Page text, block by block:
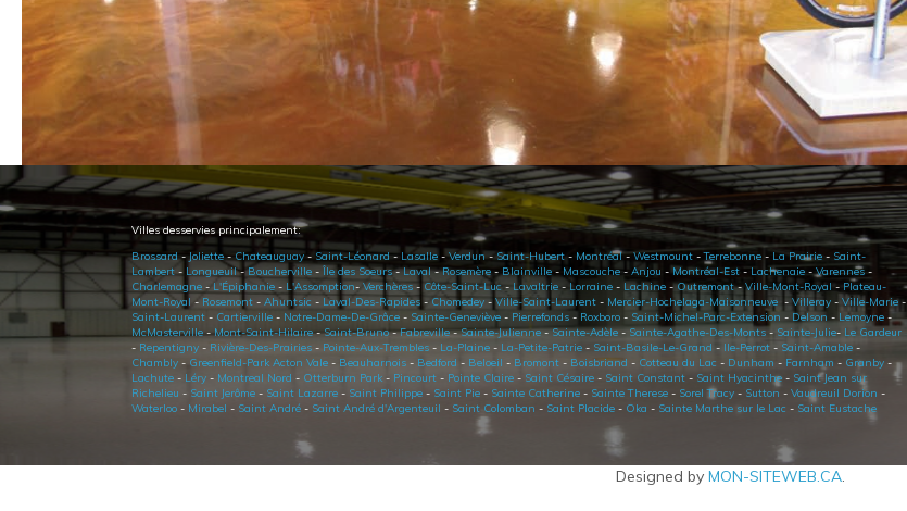
Villes desservies principalement:
Brossard-Joliette - Chateauguay - Saint-Léonard- Lasalle -Verdun- Saint-Hubert- Montréal-Westmount -Terrebonne - La Prairie - Saint-
Lambert - Longueuil-Boucherville - Île des Soeurs-Laval-Rosemère - Blainville - Mascouche- Anjou -Montréal-Est - Lachenaie-Varennes -
Charlemagne - L'Épiphanie - L'Assomption- Verchères- Côte-Saint-Luc - Lavaltrie - Lorraine - Lachine -Outremont-Ville-Mont-Royal- Plateau-
Mont-Royal - Rosemont - Ahuntsic - Laval-Des-Rapides - Chomedey- Ville-Saint-Laurent - Mercier-Hochelaga-Maisonneuve - Villeray - Ville-Marie-
Saint-Laurent - Cartierville - Notre-Dame-De-Grâce - Sainte-Geneviève - Pierrefonds - Roxboro - Saint-Michel-Parc-Extension - Delson - Lemoyne -
McMasterville -Mont-Saint-Hilaire-Saint-Bruno-Fabreville-Sainte-Julienne-Sainte-Adèle-Sainte-Agathe-Des-Monts - Sainte-Julie- Le Gardeur
- Repentigny - Rivière-Des-Prairies - Pointe-Aux-Trembles - La-Plaine - La-Petite-Patrie - Saint-Basile-Le-Grand - Ile-Perrot - Saint-Amable -
Chambly - Greenfield-Park Acton Vale - Beauharnois - Bedford - Beloeil - Bromont - Boisbriand - Cotteau du Lac - Dunham - Farnham - Granby -
Lachute - Léry - Montreal Nord - Otterburn Park - Pincourt - Pointe Claire - Saint Césaire - Saint Constant - Saint Hyacinthe - Saint Jean sur
Richelieu - Saint Jerôme - Saint Lazarre - Saint Philippe - Saint Pie - Sainte Catherine - Sainte Therese - Sorel Tracy - Sutton - Vaudreuil Dorion -
Waterloo - Mirabel - Saint André - Saint André d'Argenteuil - Saint Colomban - Saint Placide - Oka - Sainte Marthe sur le Lac - Saint Eustache
Designed by MON-SITEWEB.CA.